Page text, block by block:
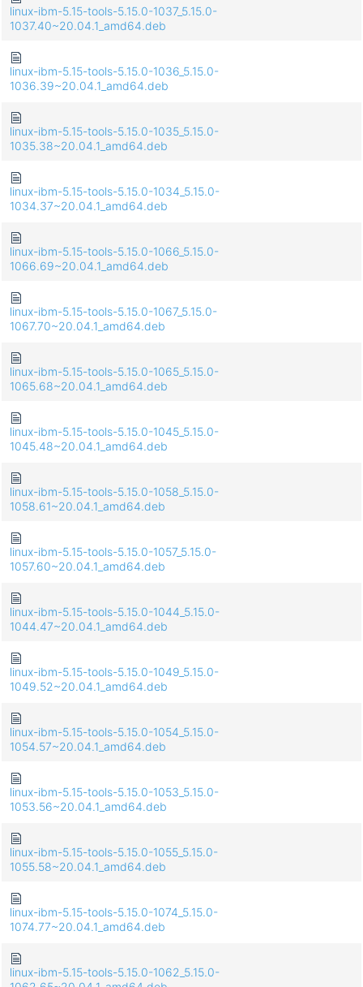
linux-ibm-5.15-tools-5.15.0-1037_5.15.0-
1037.40~20.04.1_amd64.deb
linux-ibm-5.15-tools-5.15.0-1036_5.15.0-
1036.39~20.04.1_amd64.deb
linux-ibm-5.15-tools-5.15.0-1035_5.15.0-
1035.38~20.04.1_amd64.deb
linux-ibm-5.15-tools-5.15.0-1034_5.15.0-
1034.37~20.04.1_amd64.deb
linux-ibm-5.15-tools-5.15.0-1066_5.15.0-
1066.69~20.04.1_amd64.deb
linux-ibm-5.15-tools-5.15.0-1067_5.15.0-
1067.70~20.04.1_amd64.deb
linux-ibm-5.15-tools-5.15.0-1065_5.15.0-
1065.68~20.04.1_amd64.deb
linux-ibm-5.15-tools-5.15.0-1045_5.15.0-
1045.48~20.04.1_amd64.deb
linux-ibm-5.15-tools-5.15.0-1058_5.15.0-
1058.61~20.04.1_amd64.deb
linux-ibm-5.15-tools-5.15.0-1057_5.15.0-
1057.60~20.04.1_amd64.deb
linux-ibm-5.15-tools-5.15.0-1044_5.15.0-
1044.47~20.04.1_amd64.deb
linux-ibm-5.15-tools-5.15.0-1049_5.15.0-
1049.52~20.04.1_amd64.deb
linux-ibm-5.15-tools-5.15.0-1054_5.15.0-
1054.57~20.04.1_amd64.deb
linux-ibm-5.15-tools-5.15.0-1053_5.15.0-
1053.56~20.04.1_amd64.deb
linux-ibm-5.15-tools-5.15.0-1055_5.15.0-
1055.58~20.04.1_amd64.deb
linux-ibm-5.15-tools-5.15.0-1074_5.15.0-
1074.77~20.04.1_amd64.deb
linux-ibm-5.15-tools-5.15.0-1062_5.15.0-